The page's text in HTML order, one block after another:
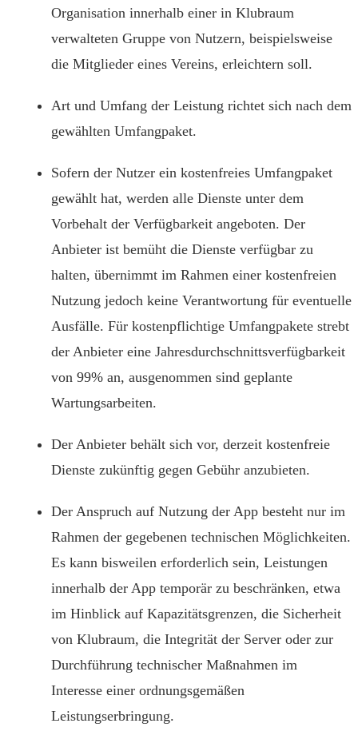
Organisation innerhalb einer in Klubraum
verwalteten Gruppe von Nutzern, beispielsweise
die Mitglieder eines Vereins, erleichtern soll.
Art und Umfang der Leistung richtet sich nach dem
gewählten Umfangpaket.
Sofern der Nutzer ein kostenfreies Umfangpaket
gewählt hat, werden alle Dienste unter dem
Vorbehalt der Verfügbarkeit angeboten. Der
Anbieter ist bemüht die Dienste verfügbar zu
halten, übernimmt im Rahmen einer kostenfreien
Nutzung jedoch keine Verantwortung für eventuelle
Ausfälle. Für kostenpflichtige Umfangpakete strebt
der Anbieter eine Jahresdurchschnittsverfügbarkeit
von 99% an, ausgenommen sind geplante
Wartungsarbeiten.
Der Anbieter behält sich vor, derzeit kostenfreie
Dienste zukünftig gegen Gebühr anzubieten.
Der Anspruch auf Nutzung der App besteht nur im
Rahmen der gegebenen technischen Möglichkeiten.
Es kann bisweilen erforderlich sein, Leistungen
innerhalb der App temporär zu beschränken, etwa
im Hinblick auf Kapazitätsgrenzen, die Sicherheit
von Klubraum, die Integrität der Server oder zur
Durchführung technischer Maßnahmen im
Interesse einer ordnungsgemäßen
Leistungserbringung.